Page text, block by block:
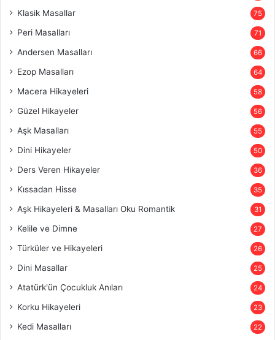
Klasik Masallar 75
Peri Masalları 71
Andersen Masalları 66
Ezop Masalları 64
Macera Hikayeleri 58
Güzel Hikayeler 56
Aşk Masalları 55
Dini Hikayeler 50
Ders Veren Hikayeler 36
Kıssadan Hisse 35
Aşk Hikayeleri & Masalları Oku Romantik 31
Kelile ve Dimne 27
Türküler ve Hikayeleri 26
Dini Masallar 25
Atatürk'ün Çocukluk Anıları 24
Korku Hikayeleri 23
Kedi Masalları 22